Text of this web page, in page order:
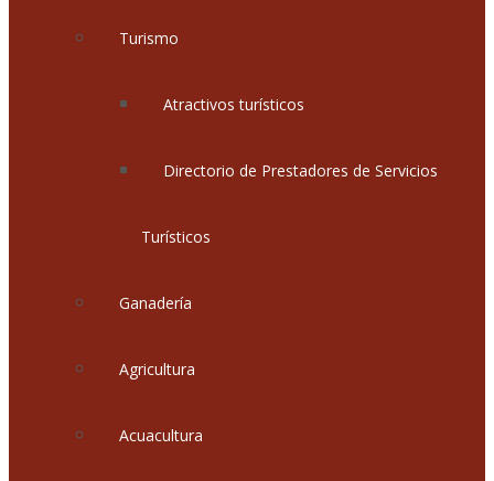
Turismo
Atractivos turísticos
Directorio de Prestadores de Servicios
Turísticos
Ganadería
Agricultura
Acuacultura